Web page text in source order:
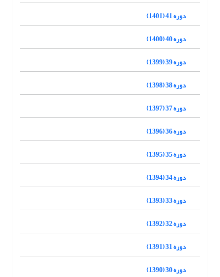
دوره 41 (1401)
دوره 40 (1400)
دوره 39 (1399)
دوره 38 (1398)
دوره 37 (1397)
دوره 36 (1396)
دوره 35 (1395)
دوره 34 (1394)
دوره 33 (1393)
دوره 32 (1392)
دوره 31 (1391)
دوره 30 (1390)